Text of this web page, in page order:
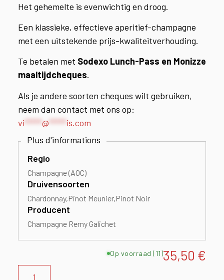
Het gehemelte is evenwichtig en droog.
Een klassieke, effectieve aperitief-champagne
met een uitstekende prijs-kwaliteitverhouding.
Te betalen met Sodexo Lunch-Pass en Monizze
maaltijdcheques.
Als je andere soorten cheques wilt gebruiken,
neem dan contact met ons op:
vi *****@ ***** is.com
Regio
Champagne (AOC)
Druivensoorten
Chardonnay Pinot Meunier Pinot Noir
Producent
Champagne Remy Galichet
35,50 €
Op voorraad (11)